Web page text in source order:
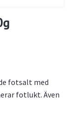
fotsalt med
fotlukt. Även